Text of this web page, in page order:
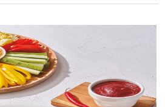
좋은 대안이 될 수 있습니다.통곡물은
유지에